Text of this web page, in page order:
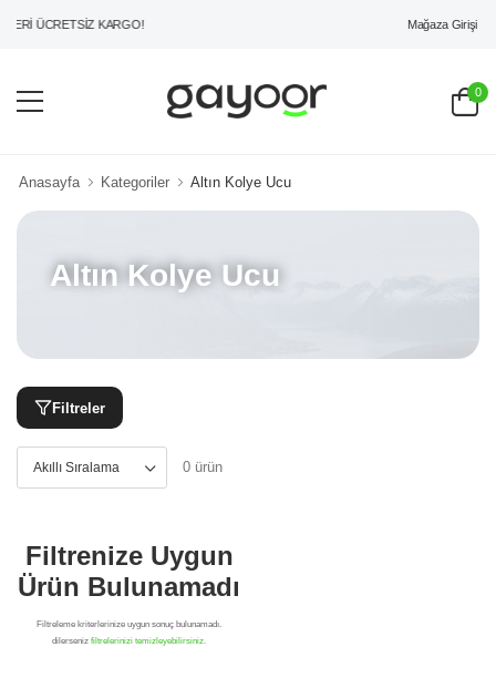
ÜCRETSİZ KARGO! Mağaza Girişi
0
Anasayfa Kategoriler Altın Kolye Ucu
Altın Kolye Ucu
Filtreler
0 ürün